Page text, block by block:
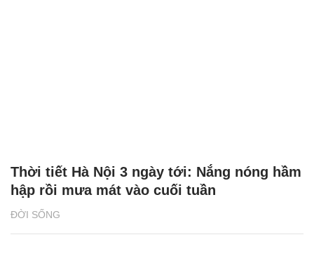
ĐỜI SỐNG
Thời tiết Hà Nội 3 ngày tới: Nắng nóng hầm
hập rồi mưa mát vào cuối tuần